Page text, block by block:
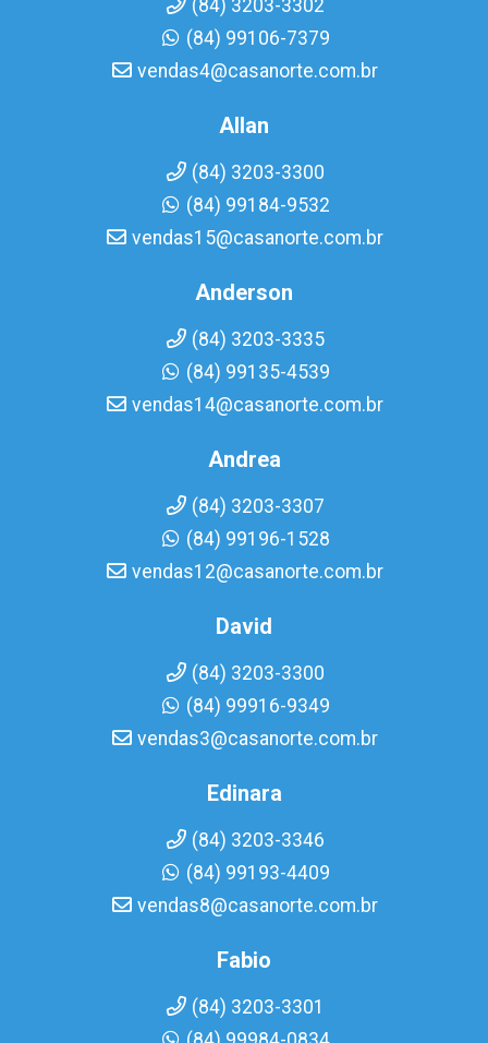
(84) 3203-3302
(84) 99106-7379
vendas4@casanorte.com.br
Allan
(84) 3203-3300
(84) 99184-9532
vendas15@casanorte.com.br
Anderson
(84) 3203-3335
(84) 99135-4539
vendas14@casanorte.com.br
Andrea
(84) 3203-3307
(84) 99196-1528
vendas12@casanorte.com.br
David
(84) 3203-3300
(84) 99916-9349
vendas3@casanorte.com.br
Edinara
(84) 3203-3346
(84) 99193-4409
vendas8@casanorte.com.br
Fabio
(84) 3203-3301